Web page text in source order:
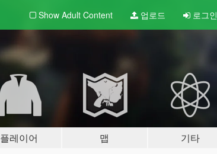
Show Adult Content 업로드 로그인
플레이어 맵 기타